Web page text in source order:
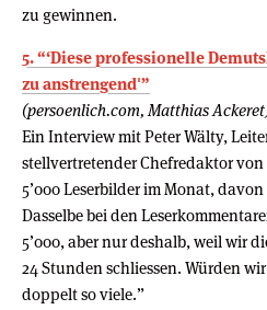
zu gewinnen.
5. “‘Diese professionelle
zu anstrengend'”
(persoenlich.com, Matthias
Ein Interview mit Peter Wälty,
stellvertretender Chefredaktor
5’000 Leserbilder im Monat,
Dasselbe bei den
5’000, aber nur deshalb, weil wir
24 Stunden schliessen. Würden
doppelt so viele.”